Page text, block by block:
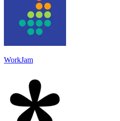
WorkJam